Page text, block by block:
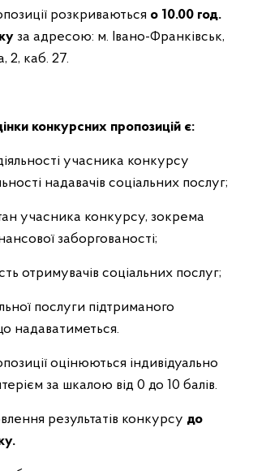
розкриваються о 10.00 год.
за адресою: м. Івано-Франківськ,
2, каб. 27.
конкурсних пропозицій є:
учасника конкурсу
надавачів соціальних послуг;
учасника конкурсу, зокрема
заборгованості;
отримувачів соціальних послуг;
послуги підтриманого
надаватиметься.
оцінюються індивідуально
за шкалою від 0 до 10 балів.
результатів конкурсу до